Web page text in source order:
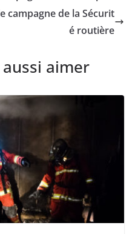
campagne de la Sécurit
é routière
aimer